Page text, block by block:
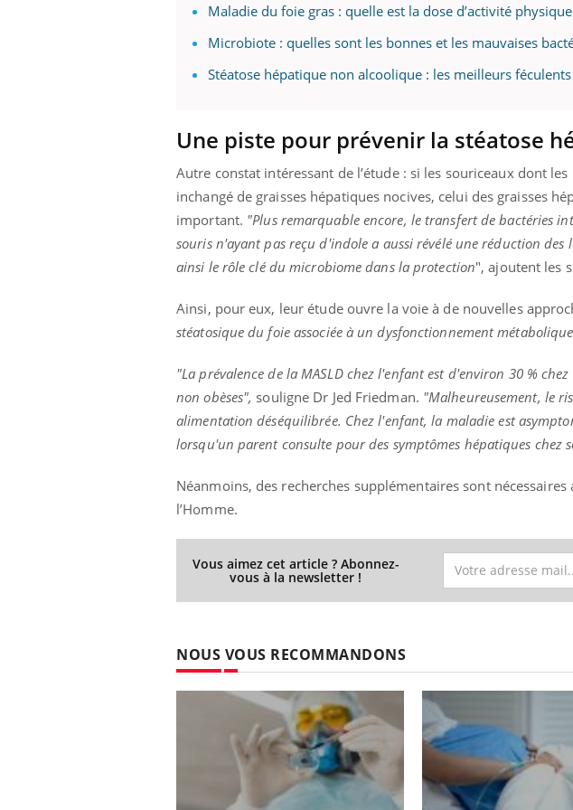
Maladie du foie gras : quelle est la dose d’activité
Microbiote : quelles sont les bonnes et les mauvaises
Stéatose hépatique non alcoolique : les meilleurs
Une piste pour prévenir la stéatose
Autre constat intéressant de l’étude : si les souriceaux dont
inchangé de graisses hépatiques nocives, celui des graisses
important. "Plus remarquable encore, le transfert de bactéries
souris n'ayant pas reçu d'indole a aussi révélé une réduction
ainsi le rôle clé du microbiome dans la protection", ajoutent les
Ainsi, pour eux, leur étude ouvre la voie à de nouvelles
stéatosique du foie associée à un dysfonctionnement
"La prévalence de la MASLD chez l'enfant est d'environ 30 %
non obèses", souligne Dr Jed Friedman. "Malheureusement, le
alimentation déséquilibrée. Chez l'enfant, la maladie est
lorsqu'un parent consulte pour des symptômes hépatiques chez
Néanmoins, des recherches supplémentaires sont
l’Homme.
Vous aimez cet article ? Abonnez-
vous à la newsletter !
NOUS VOUS RECOMMANDONS